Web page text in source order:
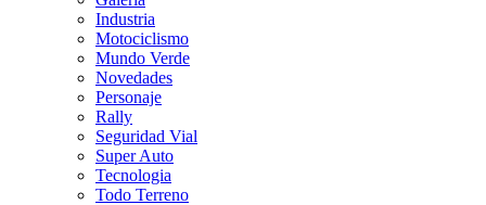
Industria
Motociclismo
Mundo Verde
Novedades
Personaje
Rally
Seguridad Vial
Super Auto
Tecnologia
Todo Terreno